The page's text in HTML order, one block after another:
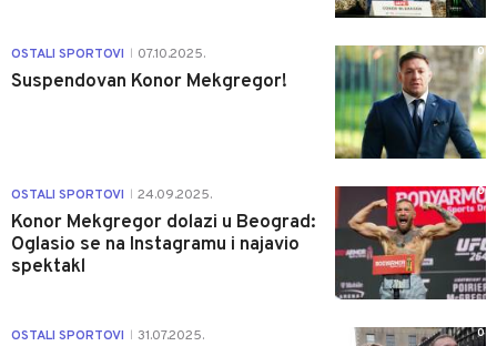
OSTALI SPORTOVI 07.10.2025.
Suspendovan Konor Mekgregor!
0
OSTALI SPORTOVI 24.09.2025.
Konor Mekgregor dolazi u Beograd:
Oglasio se na Instagramu i najavio
spektakl
0
OSTALI SPORTOVI 31.07.2025. 0